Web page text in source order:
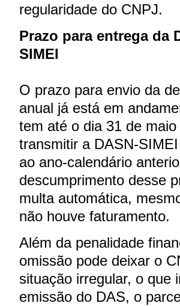
regularidade do CNPJ.
Prazo para entrega da
SIMEI
O prazo para envio da
anual já está em
tem até o dia 31 de maio
transmitir a DASN-
ao ano-calendário
descumprimento desse
multa automática,
não houve faturamento.
Além da penalidade
omissão pode deixar o
situação irregular, o que
emissão do DAS, o